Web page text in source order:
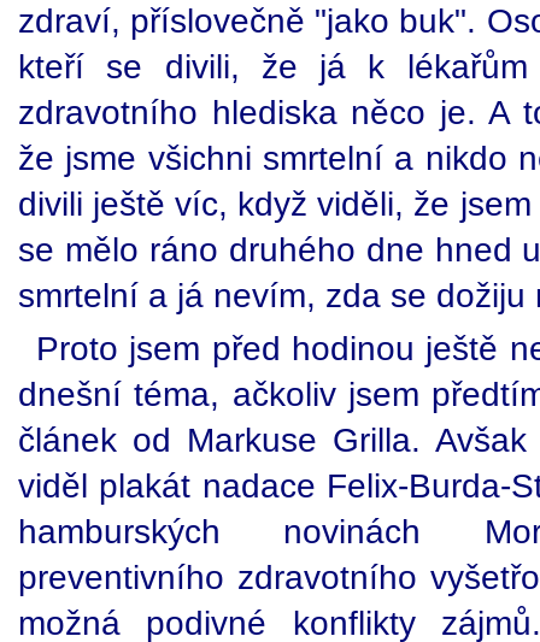
zdraví, příslovečně "jako buk".
kteří se divili, že já k
zdravotního hlediska něco je. A
že jsme všichni smrtelní a nikdo
divili ještě víc, když viděli, že
se mělo ráno druhého dne hned
smrtelní a já nevím, zda se dožiju
Proto jsem před hodinou ještě
dnešní téma, ačkoliv jsem
článek od Markuse Grilla.
viděl plakát nadace Felix-Burda-
hamburských novinách
preventivního zdravotního
možná podivné konflikty